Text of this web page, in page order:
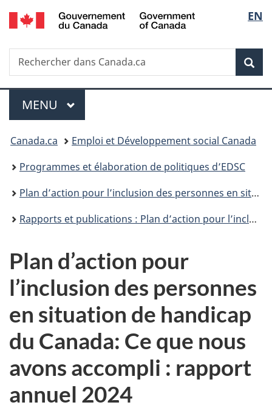
Passer
au
principal
Passer
à
Au
du
Passer
à
version
simplifiée
de
la
EN
Recherche
Rechercher
dans
Menu
MENU PRINCIPAL
Vous
êtes
ici :
Canada.ca
Emploi et Développement social Canada
Programmes et élaboration de politiques d’EDSC
Plan d’action pour l’inclusion des personnes en situation de handicap du Canada
Rapports et publications : Plan d’action pour l’inclusion des personnes en situation de handicap du Canada
Plan d’action pour
l’inclusion des personnes
en situation de handicap
du Canada: Ce que nous
avons accompli : rapport
annuel 2024